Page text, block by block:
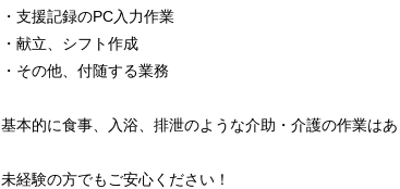
・支援記録のPC入力作業
・献立、シフト作成
・その他、付随する業務
基本的に食事、入浴、排泄のような介助・介護の作業はあ
未経験の方でもご安心ください！